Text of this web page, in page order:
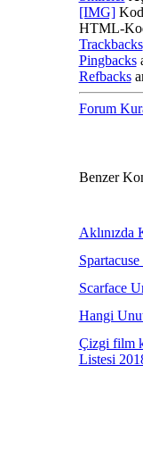
[IMG]
HTML-
Trackbacks
Pingbacks
Refbacks
Forum
Benzer
Aklınızda
Scarface
Hangi
Çizgi film
Listesi